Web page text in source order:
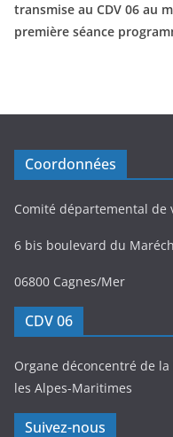
transmise au CDV 06 au
première séance
Coordonnées
Comité départemental de
6 bis boulevard du
06800 Cagnes/Mer
CDV 06
Organe déconcentré de
les Alpes-Maritimes
Suivez-nous